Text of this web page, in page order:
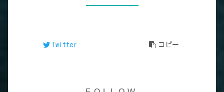
Twitter コピー